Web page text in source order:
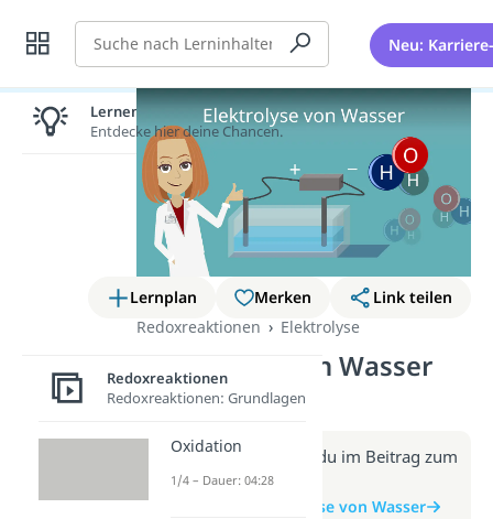
Suche Neu:
Lernplan Merken
Link teilen
Redoxreaktionen
Elektrolyse
Elektrolyse von Wasser
(Video)
Weitere Infos erhältst du im Beitrag zum
Video
zum Beitrag: Elektrolyse von Wasser
Lernen lohnt sich!
Entdecke hier deine Chancen.
Redoxreaktionen
Redoxreaktionen: Grundlagen
Oxidation
1/4 – Dauer: 04:28